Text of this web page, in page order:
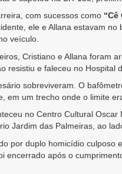
com sucessos como “Cê
ele e Allana estavam
veículo.
Cristiano e Allana foram
resistiu e faleceu no Hospital
sobreviveram. O
em um trecho onde o limite
no Centro Cultural
Jardim das Palmeiras, ao
por duplo homicídio
encerrado após o